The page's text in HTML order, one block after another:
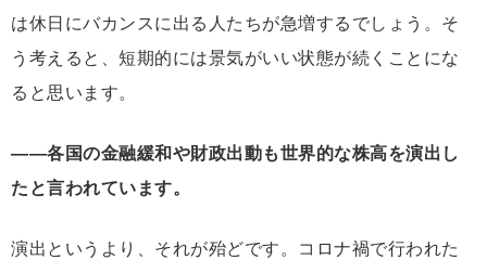
は休日にバカンスに出る人たちが急増するでしょう。そ
う考えると、短期的には景気がいい状態が続くことにな
ると思います。
――各国の金融緩和や財政出動も世界的な株高を演出し
たと言われています。
演出というより、それが殆どです。コロナ禍で行われた